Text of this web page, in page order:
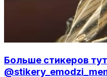
Больше стикеров